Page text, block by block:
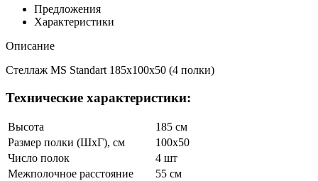
Предложения
Характеристики
Описание
Стеллаж MS Standart 185x100x50 (4 полки)
Технические характеристики:
Высота
185 см
Размер полки (ШхГ), см
100x50
Число полок
4 шт
Межполочное расстояние
55 см